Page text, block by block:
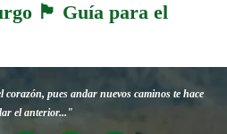
🏴󠁧󠁢󠁳󠁣󠁴󠁿 Guía para el
corazón, pues andar nuevos caminos te hace
el anterior..."